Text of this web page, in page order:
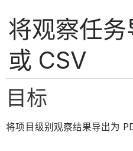
将观察任
或 CSV
目标
将项目级别观察结果导出为